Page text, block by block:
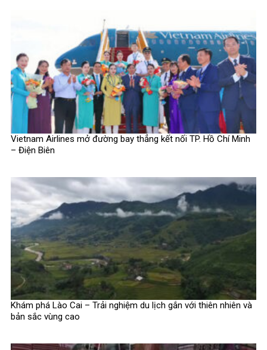
Vietnam Airlines mở đường bay thẳng kết nối TP. Hồ Chí Minh
– Điện Biên
Khám phá Lào Cai – Trải nghiệm du lịch gắn với thiên nhiên và
bản sắc vùng cao